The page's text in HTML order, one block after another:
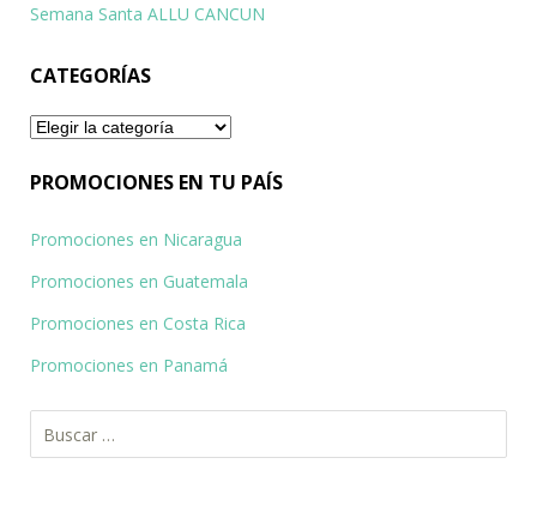
Semana Santa ALLU CANCUN
CATEGORÍAS
Categorías
PROMOCIONES EN TU PAÍS
Promociones en Nicaragua
Promociones en Guatemala
Promociones en Costa Rica
Promociones en Panamá
Buscar: